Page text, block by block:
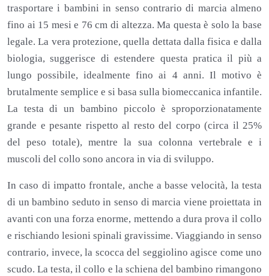
trasportare i bambini in senso contrario di marcia almeno
fino ai 15 mesi e 76 cm di altezza. Ma questa è solo la base
legale. La vera protezione, quella dettata dalla fisica e dalla
biologia, suggerisce di estendere questa pratica il più a
lungo possibile, idealmente fino ai 4 anni. Il motivo è
brutalmente semplice e si basa sulla biomeccanica infantile.
La testa di un bambino piccolo è sproporzionatamente
grande e pesante rispetto al resto del corpo (circa il 25%
del peso totale), mentre la sua colonna vertebrale e i
muscoli del collo sono ancora in via di sviluppo.
In caso di impatto frontale, anche a basse velocità, la testa
di un bambino seduto in senso di marcia viene proiettata in
avanti con una forza enorme, mettendo a dura prova il collo
e rischiando lesioni spinali gravissime. Viaggiando in senso
contrario, invece, la scocca del seggiolino agisce come uno
scudo. La testa, il collo e la schiena del bambino rimangono